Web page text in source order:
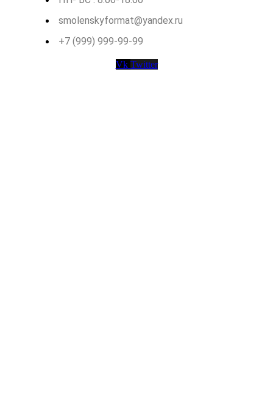
smolenskyformat@yandex.ru
+7 (999) 999-99-99
Vk Twitter